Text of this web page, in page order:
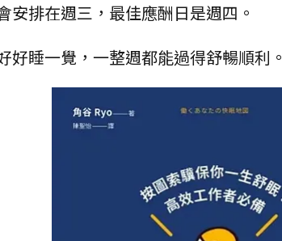
安排在週三，最佳應酬日是週四。
好睡一覺，一整週都能過得舒暢順利。